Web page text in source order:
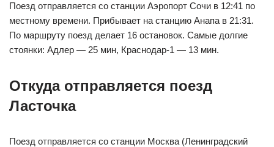
Поезд отправляется со станции Аэропорт Сочи в 12:41 по
местному времени. Прибывает на станцию Анапа в 21:31.
По маршруту поезд делает 16 остановок. Самые долгие
стоянки: Адлер — 25 мин, Краснодар-1 — 13 мин.
Откуда отправляется поезд
Ласточка
Поезд отправляется со станции Москва (Ленинградский